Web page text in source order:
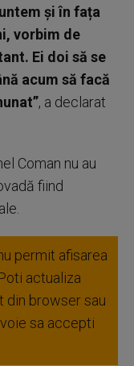
și în fața
vorbim de
Ei doi să se
acum să facă
, a declarat
Coman nu au
fiind
permit afisarea
actualiza
din browser sau
sa accepti